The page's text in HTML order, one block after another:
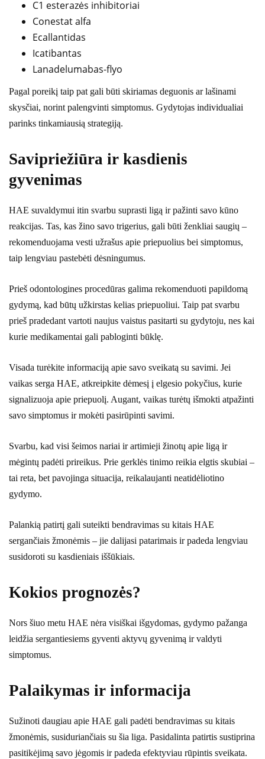
C1 esterazės inhibitoriai
Conestat alfa
Ecallantidas
Icatibantas
Lanadelumabas-flyo
Pagal poreikį taip pat gali būti skiriamas deguonis ar lašinami
skysčiai, norint palengvinti simptomus. Gydytojas individualiai
parinks tinkamiausią strategiją.
Savipriežiūra ir kasdienis
gyvenimas
HAE suvaldymui itin svarbu suprasti ligą ir pažinti savo kūno
reakcijas. Tas, kas žino savo trigerius, gali būti ženkliai saugių –
rekomenduojama vesti užrašus apie priepuolius bei simptomus,
taip lengviau pastebėti dėsningumus.
Prieš odontologines procedūras galima rekomenduoti papildomą
gydymą, kad būtų užkirstas kelias priepuoliui. Taip pat svarbu
prieš pradedant vartoti naujus vaistus pasitarti su gydytoju, nes kai
kurie medikamentai gali pabloginti būklę.
Visada turėkite informaciją apie savo sveikatą su savimi. Jei
vaikas serga HAE, atkreipkite dėmesį į elgesio pokyčius, kurie
signalizuoja apie priepuolį. Augant, vaikas turėtų išmokti atpažinti
savo simptomus ir mokėti pasirūpinti savimi.
Svarbu, kad visi šeimos nariai ir artimieji žinotų apie ligą ir
mėgintų padėti prireikus. Prie gerklės tinimo reikia elgtis skubiai –
tai reta, bet pavojinga situacija, reikalaujanti neatidėliotino
gydymo.
Palankią patirtį gali suteikti bendravimas su kitais HAE
sergančiais žmonėmis – jie dalijasi patarimais ir padeda lengviau
susidoroti su kasdieniais iššūkiais.
Kokios prognozės?
Nors šiuo metu HAE nėra visiškai išgydomas, gydymo pažanga
leidžia sergantiesiems gyventi aktyvų gyvenimą ir valdyti
simptomus.
Palaikymas ir informacija
Sužinoti daugiau apie HAE gali padėti bendravimas su kitais
žmonėmis, susiduriančiais su šia liga. Pasidalinta patirtis sustiprina
pasitikėjimą savo jėgomis ir padeda efektyviau rūpintis sveikata.